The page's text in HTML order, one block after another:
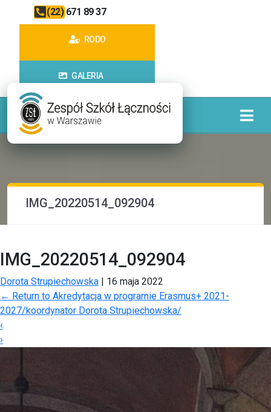
(22) 671 89 37
RODO
GALERIA
IMG_20220514_092904
IMG_20220514_092904
Dorota Strupiechowska | 16 maja 2022
← Return to Akredytacja w programie Erasmus+ 2021-
2027/koordynator Dorota Strupiechowska/
‹
›